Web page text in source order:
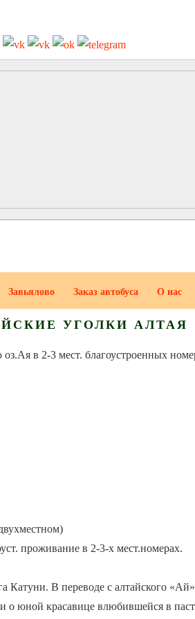
Завьялово Заказ автобуса О нас
УГОЛКИ АЛТАЯ
в 2-3 мест. благоустроенных
проживание в 2-3-х мест.номерах.
Катуни. В переводе с алтайского
о юной красавице влюбившейся в